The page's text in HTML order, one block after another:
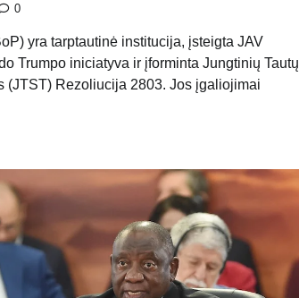
0
yra tarptautinė institucija, įsteigta JAV
Trumpo iniciatyva ir įforminta Jungtinių Tautų
(JTST) Rezoliucija 2803. Jos įgaliojimai